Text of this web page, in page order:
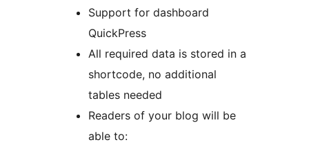
Support for dashboard
QuickPress
All required data is stored in a
shortcode, no additional
tables needed
Readers of your blog will be
able to: